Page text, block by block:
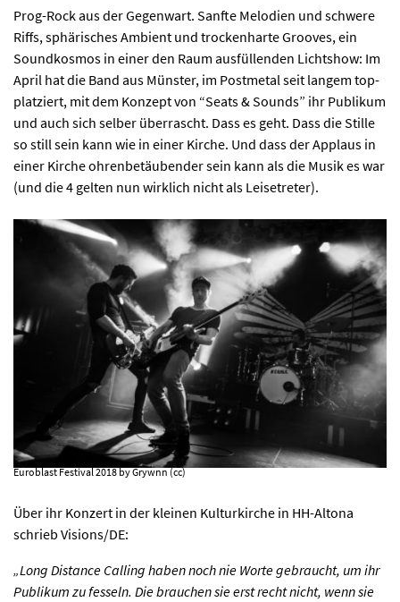
Facebook Newsletter
Ticktes kaufen
Kontakt
Prog-Rock aus der Gegenwart. Sanfte Melodien und schwere
Riffs, sphärisches Ambient und trockenharte Grooves, ein
Soundkosmos in einer den Raum ausfüllenden Lichtshow: Im
April hat die Band aus Münster, im Postmetal seit langem top-
platziert, mit dem Konzept von “Seats & Sounds” ihr Publikum
und auch sich selber überrascht. Dass es geht. Dass die Stille
so still sein kann wie in einer Kirche. Und dass der Applaus in
einer Kirche ohrenbetäubender sein kann als die Musik es war
(und die 4 gelten nun wirklich nicht als Leisetreter).
Euroblast Festival 2018 by Grywnn (cc)
Über ihr Konzert in der kleinen Kulturkirche in HH-Altona
schrieb Visions/DE:
„Long Distance Calling haben noch nie Worte gebraucht, um ihr
Publikum zu fesseln. Die brauchen sie erst recht nicht, wenn sie